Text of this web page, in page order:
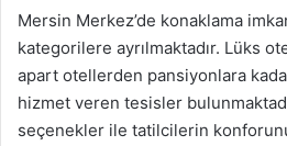
Mersin Merkez’de konaklama
kategorilere ayrılmaktadır. Lüks
apart otellerden pansiyonlara
hizmet veren tesisler
seçenekler ile tatilcilerin